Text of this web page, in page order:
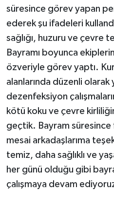
süresince görev yapan
ederek şu ifadeleri
sağlığı, huzuru ve çevre
Bayramı boyunca
özveriyle görev yaptı.
alanlarında düzenli olarak
dezenfeksiyon
kötü koku ve çevre
geçtik. Bayram süresince
mesai arkadaşlarıma
temiz, daha sağlıklı ve
her günü olduğu gibi
çalışmaya devam